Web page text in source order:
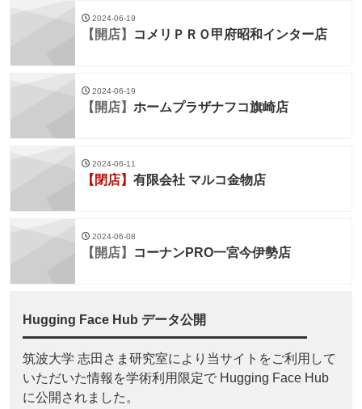
2024-06-19
【開店】 コメリＰＲＯ甲府昭和インター店
2024-06-19
【開店】 ホームプラザナフコ旗崎店
2024-06-11
【閉店】 有限会社 マルコ金物店
2024-06-08
【開店】 コーナンPRO一宮今伊勢店
Hugging Face Hub データ公開
筑波大学 志田さま研究室により当サイトをご利用して
いただいた情報を学術利用限定で Hugging Face Hub
に公開されました。